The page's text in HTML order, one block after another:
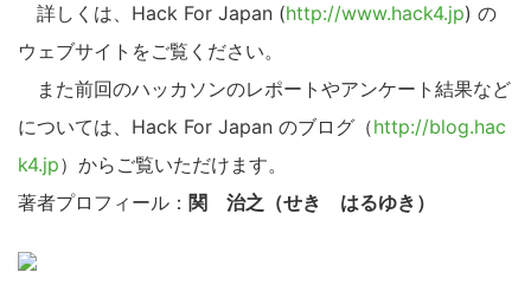
詳しくは、Hack For Japan (http://www.hack4.jp) の
ウェブサイトをご覧ください。
また前回のハッカソンのレポートやアンケート結果など
については、Hack For Japan のブログ（http://blog.hac
k4.jp）からご覧いただけます。
著者プロフィール： 関 治之（せき はるゆき）